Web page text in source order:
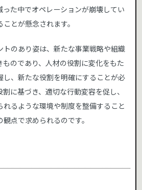
た中でオペレーションが崩壊してい
とが懸念されます。
トのあり姿は、新たな事業戦略や組織
のであり、人材の役割に変化をもた
し、新たな役割を明確にすることが必
に基づき、適切な行動変容を促し、
るような環境や制度を整備すること
点で求められるのです。